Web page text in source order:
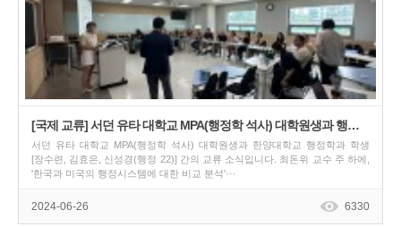
[국제 교류] 서던 유타 대학교 MPA(행정학 석사) 대학원생과 행정학과 학생들간의 교류 소식
서던 유타 대학교 MPA(행정학 석사) 대학원생과 한양대학교 행정학과 학생
[장수련, 김효은, 신성경(행정 22)] 간의 교류 소식입니다. 최돈위 교수 주 하에,
'한국과 미국의 행정시스템에 대한 비교 분석'···
2024-06-26 6330